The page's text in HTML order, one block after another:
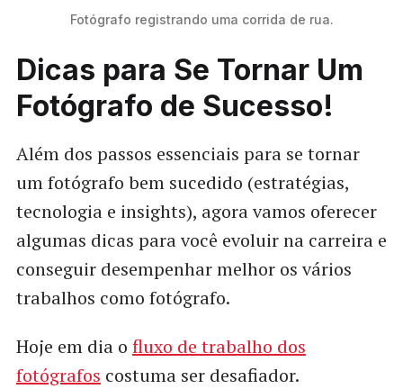
Fotógrafo registrando uma corrida de rua.
Dicas para Se Tornar Um
Fotógrafo de Sucesso!
Além dos passos essenciais para se tornar
um fotógrafo bem sucedido (estratégias,
tecnologia e insights), agora vamos oferecer
algumas dicas para você evoluir na carreira e
conseguir desempenhar melhor os vários
trabalhos como fotógrafo.
Hoje em dia o fluxo de trabalho dos
fotógrafos costuma ser desafiador.